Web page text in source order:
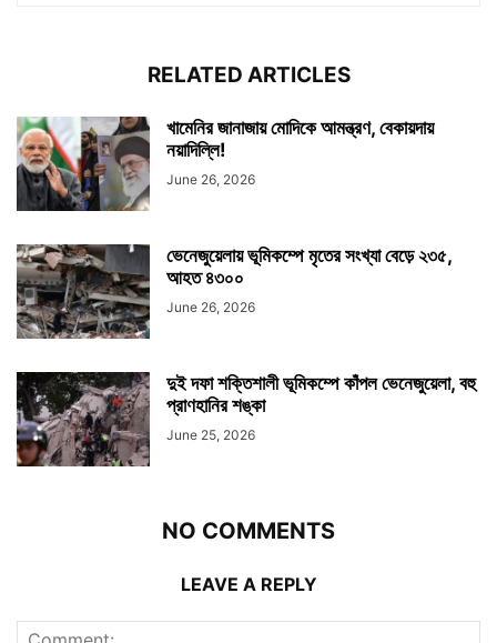
RELATED ARTICLES
খামেনির জানাজায় মোদিকে আমন্ত্রণ, বেকায়দায়
নয়াদিল্লি!
June 26, 2026
ভেনেজুয়েলায় ভূমিকম্পে মৃতের সংখ্যা বেড়ে ২৩৫,
আহত ৪৩০০
June 26, 2026
দুই দফা শক্তিশালী ভূমিকম্পে কাঁপল ভেনেজুয়েলা, বহু
প্রাণহানির শঙ্কা
June 25, 2026
NO COMMENTS
LEAVE A REPLY